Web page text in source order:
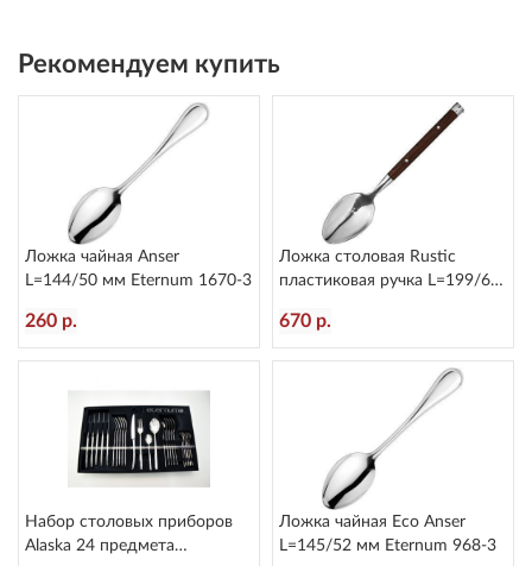
Рекомендуем купить
Ложка чайная Anser
L=144/50 мм Eternum 1670-3
260 р.
Ложка столовая Rustic
пластиковая ручка L=199/60
670 р.
Набор столовых приборов
Alaska 24 предмета
Ложка чайная Eco Anser
L=145/52 мм Eternum 968-3